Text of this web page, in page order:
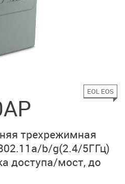
EOL EOS
трехрежимная
b/g(2.4/5ГГц)
доступа/мост, до